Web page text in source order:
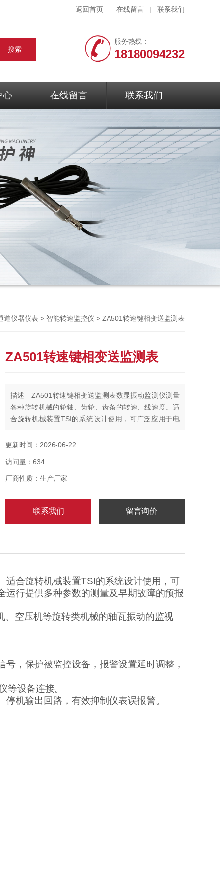
返回首页 在线留言 联系我们
服务热线：
18180094232
心 在线留言 联系我们
道仪器仪表 > 智能转速监控仪 > ZA501转速键相变送监测表
ZA501转速键相变送监测表
描述：ZA501转速键相变送监测表数显振动监测仪测量
各种旋转机械的轮轴、齿轮、齿条的转速、线速度。适
合旋转机械装置TSI的系统设计使用，可广泛应用于电
提供多种参数的测量及早期故障的预报。
更新时间：2026-06-22
访问量：634
厂商性质：生产厂家
联系我们 留言询价
适合旋转机械装置TSI的系统设计使用，可
运行提供多种参数的测量及早期故障的预报
压机等旋转类机械的轴瓦振动的监视
，保护被监控设备，报警设置延时调整，
等设备连接。
机输出回路，有效抑制仪表误报警。